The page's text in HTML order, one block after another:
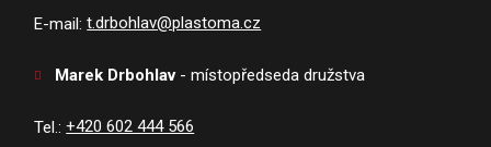
E-mail:t.drbohlav@plastoma.cz
Marek Drbohlav - místopředseda družstva
Tel.:+420 602 444 566